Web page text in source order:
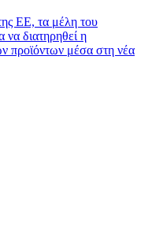
ΕΕ, τα μέλη του
να διατηρηθεί η
προϊόντων μέσα στη νέα